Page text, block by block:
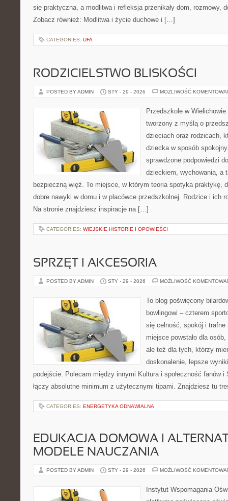
się praktyczna, a modlitwa i refleksja przenikały dom, rozmowy,
Zobacz również: Modlitwa i życie duchowe i […]
CATEGORIES: UFA
RODZICIELSTWO BLISKOŚCI
POSTED BY ADMIN STY - 29 - 2026 MOŻLIWOŚĆ
Przedszkole w
tworzony z myślą o
dzieciach oraz rodzicach,
dziecka w sposób
sprawdzone podpowiedzi
dzieckiem, wychowania, a
bezpieczną więź. To miejsce, w którym teoria spotyka praktykę,
dobre nawyki w domu i w placówce przedszkolnej. Rodzice i ich
Na stronie znajdziesz inspiracje na […]
CATEGORIES: WIEJSKIE HISTORIE I OPOWIEŚCI
SPRZĘT I AKCESORIA
POSTED BY ADMIN STY - 29 - 2026 MOŻLIWOŚĆ
To blog poświęcony
bowlingowi – czterem
się celność, spokój i trafne
miejsce powstało dla
ale też dla tych, którzy
doskonalenie, lepsze
podejście. Polecam między innymi Kultura i społeczność fanów
łączy absolutne minimum z użytecznymi tipami. Znajdziesz tu
CATEGORIES: ENERGETYKA ODNAWIALNA
EDUKACJA DOMOWA I
MODELE NAUCZANIA
POSTED BY ADMIN STY - 29 - 2026 MOŻLIWOŚĆ
Instytut Wspomagania